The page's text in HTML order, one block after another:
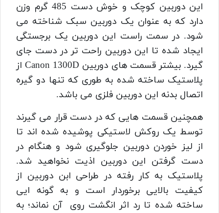
این دوربین کوچک و خوش دست 485 گرم وزن
دارد که به عنوان یک دوربین سبک شناخته می
شود. در سمت راست این دوربین یک برجستگی
ایجاد شده تا این دوربین راحت تر در دست جای
گیرد. بیشتر قسمت های دوربین Canon 1300D از
پلاستیک ساخته شده به طوری که تنها دو گیره
اتصال بدنه این دوربین فلزی می باشد.
همچنین قسمت هایی که در دست قرار می گیرند
توسط یک روکش لاستیکی پوشیده شده اند تا
از لیز خوردن دوربین جلوگیری شود و هنگام در
دست گرفتن این دوربین اذیت نخواهید شد.
پلاستیک به کار رفته در طراحی ابن دوربین از
کیفیت بالایی برخوردار است و به گونه ایی
ساخته شده تا رد اثر انگشت روی آن نماند؛ به